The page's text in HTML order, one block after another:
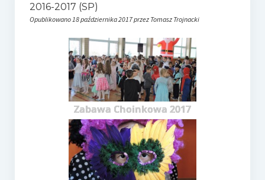
Dziennik elektroniczny (Librus)
Poczta szkolna
Dziennik elektroniczny
2016-2017 (SP)
Opublikowano 18 października 2017 przez Tomasz Trojnacki
Zabawa Choinkowa 2017